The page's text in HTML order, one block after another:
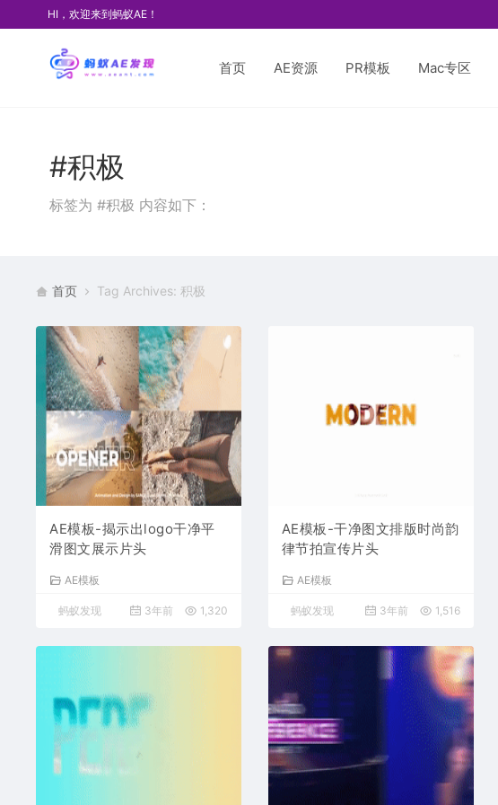
HI，欢迎来到蚂蚁AE！
首页 AE资源 PR模板 Mac专区
#积极
标签为 #积极 内容如下：
首页 Tag Archives: 积极
AE模板-揭示出logo干净平
滑图文展示片头
AE模板
蚂蚁发现 3年前 1,320
AE模板-干净图文排版时尚韵
律节拍宣传片头
AE模板
蚂蚁发现 3年前 1,516